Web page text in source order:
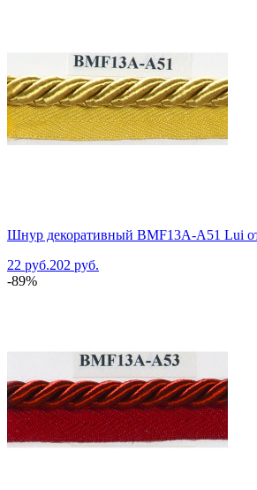
Шнур декоративный BMF13A-A51 Lui
22 руб.202 руб.
-89%